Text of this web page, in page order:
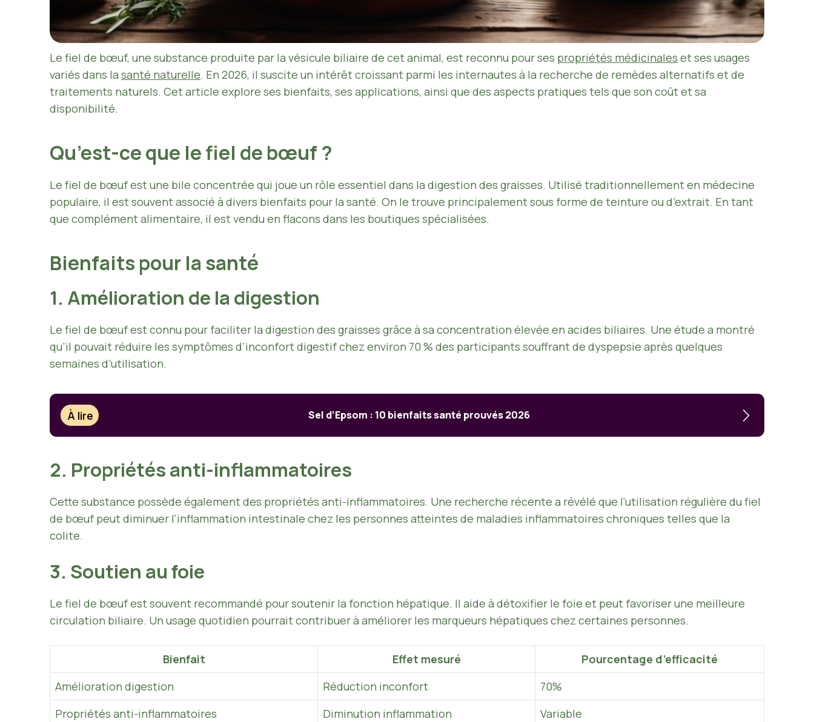
Le fiel de bœuf, une substance produite par la vésicule biliaire de cet animal, est reconnu pour ses propriétés médicinales et ses usages
variés dans la santé naturelle. En 2026, il suscite un intérêt croissant parmi les internautes à la recherche de remèdes alternatifs et de
traitements naturels. Cet article explore ses bienfaits, ses applications, ainsi que des aspects pratiques tels que son coût et sa
disponibilité.
Qu’est-ce que le fiel de bœuf ?
Le fiel de bœuf est une bile concentrée qui joue un rôle essentiel dans la digestion des graisses. Utilisé traditionnellement en médecine
populaire, il est souvent associé à divers bienfaits pour la santé. On le trouve principalement sous forme de teinture ou d’extrait. En tant
que complément alimentaire, il est vendu en flacons dans les boutiques spécialisées.
Bienfaits pour la santé
1. Amélioration de la digestion
Le fiel de bœuf est connu pour faciliter la digestion des graisses grâce à sa concentration élevée en acides biliaires. Une étude a montré
qu’il pouvait réduire les symptômes d’inconfort digestif chez environ 70 % des participants souffrant de dyspepsie après quelques
semaines d’utilisation.
À lire Sel d’Epsom : 10 bienfaits santé prouvés 2026
2. Propriétés anti-inflammatoires
Cette substance possède également des propriétés anti-inflammatoires. Une recherche récente a révélé que l’utilisation régulière du fiel
de bœuf peut diminuer l’inflammation intestinale chez les personnes atteintes de maladies inflammatoires chroniques telles que la
colite.
3. Soutien au foie
Le fiel de bœuf est souvent recommandé pour soutenir la fonction hépatique. Il aide à détoxifier le foie et peut favoriser une meilleure
circulation biliaire. Un usage quotidien pourrait contribuer à améliorer les marqueurs hépatiques chez certaines personnes.
Bienfait Effet mesuré
Pourcentage d’efficacité
Amélioration digestion
Réduction inconfort
70%
Propriétés anti-inflammatoires
Diminution inflammation
Variable